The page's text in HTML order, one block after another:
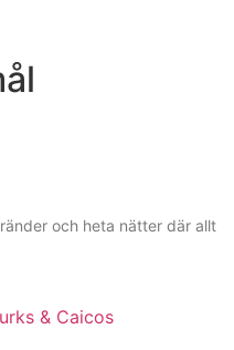
och heta nätter där allt